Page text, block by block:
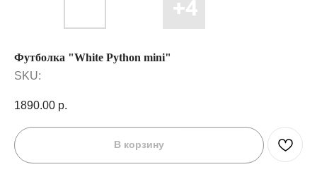
Футболка "White Python mini"
SKU:
1890.00 р.
В корзину